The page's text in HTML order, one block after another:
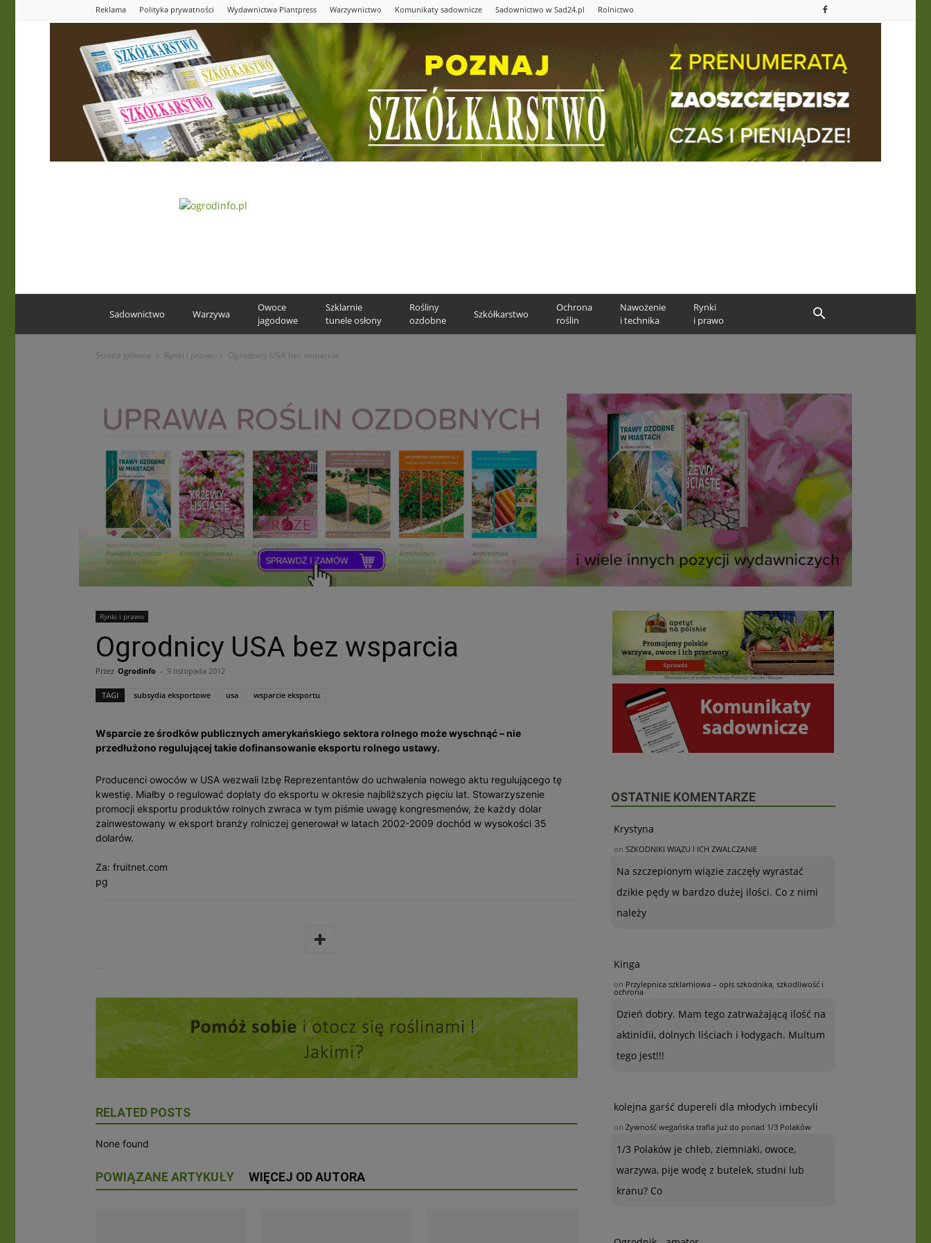
Reklama Polityka prywatności Wydawnictwa Plantpress Warzywnictwo Komunikaty sadownicze Sadownictwo w Sad24.pl Rolnictwo
Sadownictwo Warzywa
Owoce
jagodowe
Szklarnie
tunele osłony
Rośliny
ozdobne
Szkółkarstwo
Ochrona
roślin
Nawożenie
i technika
Rynki
i prawo
Strona główna Rynki i prawo Ogrodnicy USA bez wsparcia
Rynki i prawo
Ogrodnicy USA bez wsparcia
Przez Ogrodinfo - 9 listopada 2012
TAGI subsydia eksportowe usa wsparcie eksportu
Wsparcie ze środków publicznych amerykańskiego sektora rolnego może wyschnąć – nie
przedłużono regulującej takie dofinansowanie eksportu rolnego ustawy.
Producenci owoców w USA wezwali Izbę Reprezentantów do uchwalenia nowego aktu regulującego tę
kwestię. Miałby o regulować dopłaty do eksportu w okresie najbliższych pięciu lat. Stowarzyszenie
promocji eksportu produktów rolnych zwraca w tym piśmie uwagę kongresmenów, że każdy dolar
zainwestowany w eksport branży rolniczej generował w latach 2002-2009 dochód w wysokości 35
dolarów.
Za: fruitnet.com
pg
RELATED POSTS
None found
POWIĄZANE ARTYKUŁY WIĘCEJ OD AUTORA
OSTATNIE KOMENTARZE
Krystyna
on SZKODNIKI WIĄZU I ICH ZWALCZANIE
Na szczepionym wiązie zaczęły wyrastać
dzikie pędy w bardzo dużej ilości. Co z nimi
należy
Kinga
on Przylepnica szklarniowa – opis szkodnika, szkodliwość i
ochrona
Dzień dobry. Mam tego zatrważającą ilość na
aktinidii, dolnych liściach i łodygach. Multum
tego jest!!!
kolejna garść dupereli dla młodych imbecyli
on Żywność wegańska trafia już do ponad 1/3 Polaków
1/3 Polaków je chleb, ziemniaki, owoce,
warzywa, pije wodę z butelek, studni lub
kranu? Co